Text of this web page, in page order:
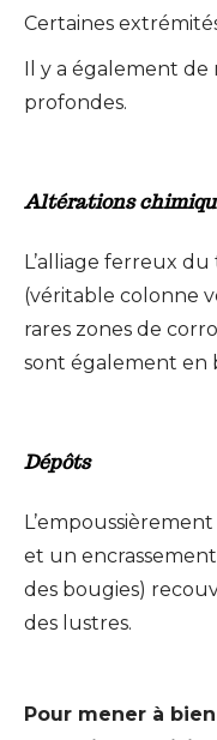
Certaines
Il y a également
profondes.
Altérations
L’alliage ferreux
(véritable colonne
rares zones de
sont également en
Dépôts
et un
des bougies)
des lustres.
Pour mener à